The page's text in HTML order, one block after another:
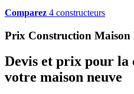
Comparez 4 constructeurs
Prix Construction Maison
Devis et prix pour la
votre maison neuve